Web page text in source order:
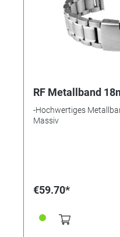
RF Metallband
-Hochwertiges
Massiv
€59.70*